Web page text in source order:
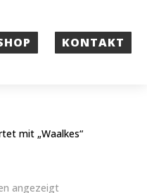
KONTAKT
mit „Waalkes“
angezeigt